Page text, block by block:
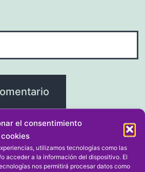
el consentimiento
utilizamos tecnologías como las
acceder a la información del dispositivo. El
nos permitirá procesar datos como